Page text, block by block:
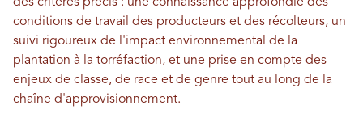
conditions de travail des producteurs et des récolteurs, un
suivi rigoureux de l'impact environnemental de la
plantation à la torréfaction, et une prise en compte des
enjeux de classe, de race et de genre tout au long de la
chaîne d'approvisionnement.